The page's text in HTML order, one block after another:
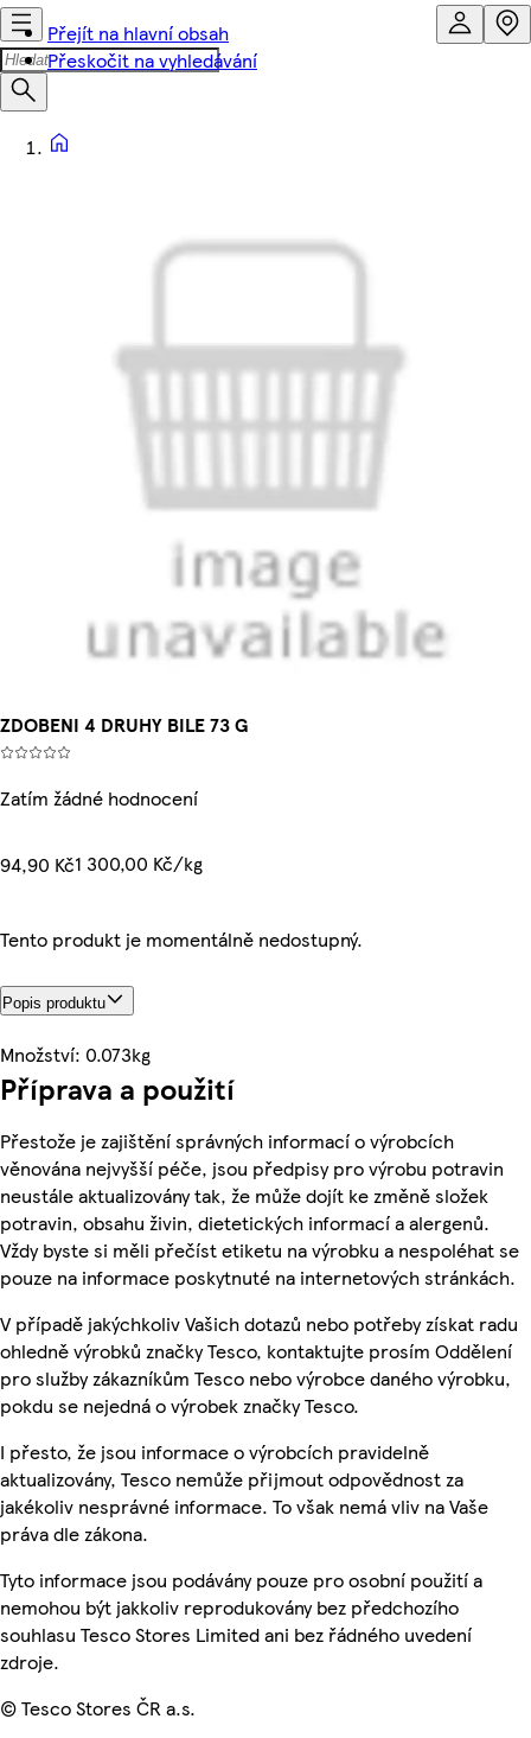
Přejít na hlavní obsah
Přeskočit na vyhledávání
ZDOBENI 4 DRUHY BILE 73 G
Zatím žádné hodnocení
94,90 Kč1 300,00 Kč/kg
Tento produkt je momentálně nedostupný.
Popis produktu
Množství: 0.073kg
Příprava a použití
Přestože je zajištění správných informací o výrobcích
věnována nejvyšší péče, jsou předpisy pro výrobu potravin
neustále aktualizovány tak, že může dojít ke změně složek
potravin, obsahu živin, dietetických informací a alergenů.
Vždy byste si měli přečíst etiketu na výrobku a nespoléhat se
pouze na informace poskytnuté na internetových stránkách.
V případě jakýchkoliv Vašich dotazů nebo potřeby získat radu
ohledně výrobků značky Tesco, kontaktujte prosím Oddělení
pro služby zákazníkům Tesco nebo výrobce daného výrobku,
pokdu se nejedná o výrobek značky Tesco.
I přesto, že jsou informace o výrobcích pravidelně
aktualizovány, Tesco nemůže přijmout odpovědnost za
jakékoliv nesprávné informace. To však nemá vliv na Vaše
práva dle zákona.
Tyto informace jsou podávány pouze pro osobní použití a
nemohou být jakkoliv reprodukovány bez předchozího
souhlasu Tesco Stores Limited ani bez řádného uvedení
zdroje.
© Tesco Stores ČR a.s.